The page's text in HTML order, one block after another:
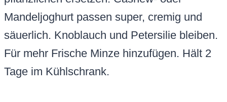
Mandeljoghurt passen super, cremig und
säuerlich. Knoblauch und Petersilie bleiben.
Für mehr Frische Minze hinzufügen. Hält 2
Tage im Kühlschrank.